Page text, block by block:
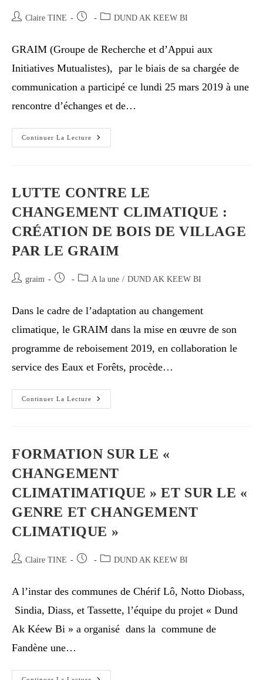
Claire TINE DUND AK KEEW BI
GRAIM (Groupe de Recherche et d’Appui aux
Initiatives Mutualistes), par le biais de sa chargée de
communication a participé ce lundi 25 mars 2019 à une
rencontre d’échanges et de…
Continuer La Lecture
LUTTE CONTRE LE
CHANGEMENT CLIMATIQUE :
CRÉATION DE BOIS DE VILLAGE
PAR LE GRAIM
graim A la une / DUND AK KEEW BI
Dans le cadre de l’adaptation au changement
climatique, le GRAIM dans la mise en œuvre de son
programme de reboisement 2019, en collaboration le
service des Eaux et Forêts, procède…
Continuer La Lecture
FORMATION SUR LE «
CHANGEMENT
CLIMATIMATIQUE » ET SUR LE «
GENRE ET CHANGEMENT
CLIMATIQUE »
Claire TINE DUND AK KEEW BI
A l’instar des communes de Chérif Lô, Notto Diobass,
Sindia, Diass, et Tassette, l’équipe du projet « Dund
Ak Kéew Bi » a organisé dans la commune de
Fandène une…